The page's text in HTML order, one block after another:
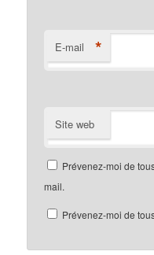
E-mail *
Site web
Prévenez-moi de
mail.
Prévenez-moi de